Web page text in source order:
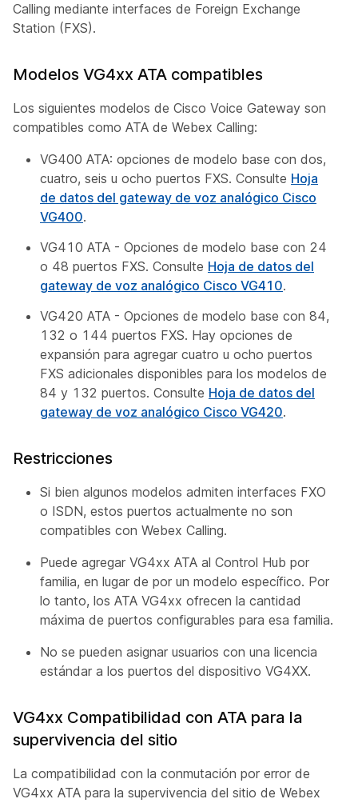
Calling mediante interfaces de Foreign Exchange
Station (FXS).
Modelos VG4xx ATA compatibles
Los siguientes modelos de Cisco Voice Gateway son
compatibles como ATA de Webex Calling:
VG400 ATA: opciones de modelo base con dos,
cuatro, seis u ocho puertos FXS. Consulte Hoja
de datos del gateway de voz analógico Cisco
VG400.
VG410 ATA - Opciones de modelo base con 24
o 48 puertos FXS. Consulte Hoja de datos del
gateway de voz analógico Cisco VG410.
VG420 ATA - Opciones de modelo base con 84,
132 o 144 puertos FXS. Hay opciones de
expansión para agregar cuatro u ocho puertos
FXS adicionales disponibles para los modelos de
84 y 132 puertos. Consulte Hoja de datos del
gateway de voz analógico Cisco VG420.
Restricciones
Si bien algunos modelos admiten interfaces FXO
o ISDN, estos puertos actualmente no son
compatibles con Webex Calling.
Puede agregar VG4xx ATA al Control Hub por
familia, en lugar de por un modelo específico. Por
lo tanto, los ATA VG4xx ofrecen la cantidad
máxima de puertos configurables para esa familia.
No se pueden asignar usuarios con una licencia
estándar a los puertos del dispositivo VG4XX.
VG4xx Compatibilidad con ATA para la
supervivencia del sitio
La compatibilidad con la conmutación por error de
VG4xx ATA para la supervivencia del sitio de Webex